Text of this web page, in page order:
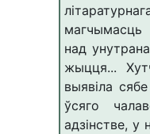
над
жыцця...
выявіла
ўсяго
адзінстве, у